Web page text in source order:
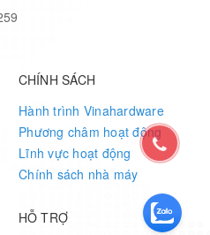
dòng nội thất văn phòng
đại, cao cấp
CHÍNH SÁCH
Hành trình Vinahardware
Phương châm hoạt động
Lĩnh vực hoạt động
Chính sách nhà máy
HỖ TRỢ